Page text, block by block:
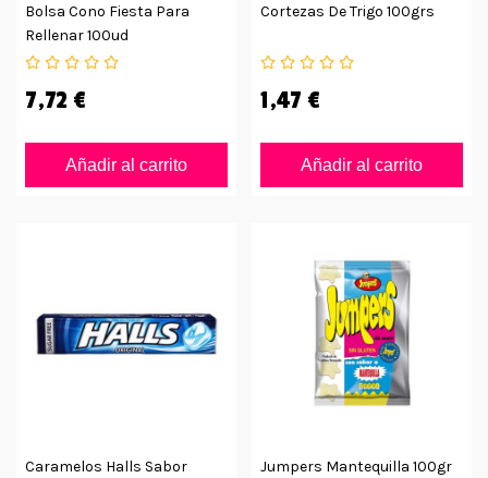
Bolsa Cono Fiesta Para
Rellenar 100ud
7,72 €
Añadir al carrito
Cortezas De Trigo 100grs
1,47 €
Añadir al carrito
Caramelos Halls Sabor
Jumpers Mantequilla 100gr